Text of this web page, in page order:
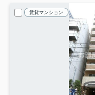
賃貸マンション